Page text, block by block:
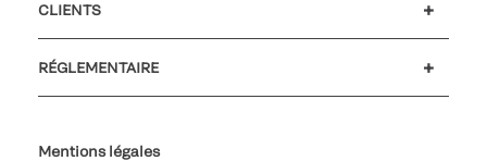
CLIENTS
RÉGLEMENTAIRE
Mentions légales